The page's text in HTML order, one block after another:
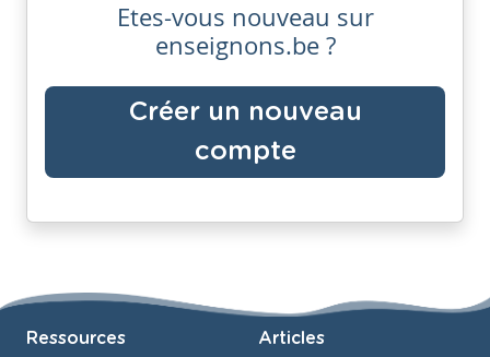
Etes-vous nouveau sur
enseignons.be ?
Créer un nouveau
compte
Ressources Articles